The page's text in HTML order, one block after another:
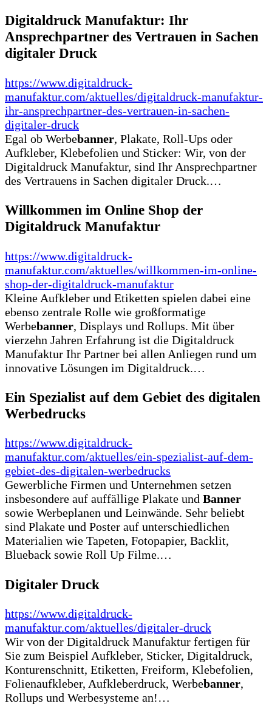
Digitaldruck Manufaktur: Ihr
Ansprechpartner des Vertrauen in Sachen
digitaler Druck
https://www.digitaldruck-
manufaktur.com/aktuelles/digitaldruck-manufaktur-
ihr-ansprechpartner-des-vertrauen-in-sachen-
digitaler-druck
Egal ob Werbebanner, Plakate, Roll-Ups oder
Aufkleber, Klebefolien und Sticker: Wir, von der
Digitaldruck Manufaktur, sind Ihr Ansprechpartner
des Vertrauens in Sachen digitaler Druck.…
Willkommen im Online Shop der
Digitaldruck Manufaktur
https://www.digitaldruck-
manufaktur.com/aktuelles/willkommen-im-online-
shop-der-digitaldruck-manufaktur
Kleine Aufkleber und Etiketten spielen dabei eine
ebenso zentrale Rolle wie großformatige
Werbebanner, Displays und Rollups. Mit über
vierzehn Jahren Erfahrung ist die Digitaldruck
Manufaktur Ihr Partner bei allen Anliegen rund um
innovative Lösungen im Digitaldruck.…
Ein Spezialist auf dem Gebiet des digitalen
Werbedrucks
https://www.digitaldruck-
manufaktur.com/aktuelles/ein-spezialist-auf-dem-
gebiet-des-digitalen-werbedrucks
Gewerbliche Firmen und Unternehmen setzen
insbesondere auf auffällige Plakate und Banner
sowie Werbeplanen und Leinwände. Sehr beliebt
sind Plakate und Poster auf unterschiedlichen
Materialien wie Tapeten, Fotopapier, Backlit,
Blueback sowie Roll Up Filme.…
Digitaler Druck
https://www.digitaldruck-
manufaktur.com/aktuelles/digitaler-druck
Wir von der Digitaldruck Manufaktur fertigen für
Sie zum Beispiel Aufkleber, Sticker, Digitaldruck,
Konturenschnitt, Etiketten, Freiform, Klebefolien,
Folienaufkleber, Aufkleberdruck, Werbebanner,
Rollups und Werbesysteme an!…